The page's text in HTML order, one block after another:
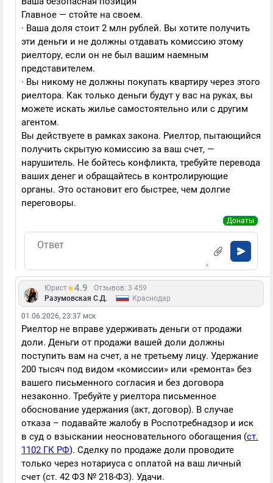
Главное — стойте на своем.
· Ваша доля стоит 2 млн рублей. Вы хотите получить
эти деньги и не должны отдавать комиссию этому
риелтору, если он не был вашим наемным
представителем.
· Вы никому не должны покупать квартиру через этого
риелтора. Как только деньги будут у вас на руках, вы
можете искать жилье самостоятельно или с другим
агентом.
Вы действуете в рамках закона. Риелтор, пытающийся
получить скрытую комиссию за ваш счет, —
нарушитель. Не бойтесь конфликта, требуйте перевода
ваших денег и обращайтесь в контролирующие
органы. Это остановит его быстрее, чем долгие
переговоры.
Донаты
Юрист 4.9
Отзывов: 3 459
Разумовская С.Д.
Краснодар
01.06.2026, 23:37 мск
Риелтор не вправе удерживать деньги от продажи
доли. Деньги от продажи вашей доли должны
поступить вам на счет, а не третьему лицу. Удержание
200 тысяч под видом «комиссии» или «ремонта» без
вашего письменного согласия и без договора
незаконно. Требуйте у риелтора письменное
обоснование удержания (акт, договор). В случае
отказа – подавайте жалобу в Роспотребнадзор и иск
в суд о взыскании неосновательного обогащения (ст.
1102 ГК РФ). Сделку по продаже доли проводите
только через нотариуса с оплатой на ваш личный
счет (ст. 42 ФЗ № 218-ФЗ). Удачи.